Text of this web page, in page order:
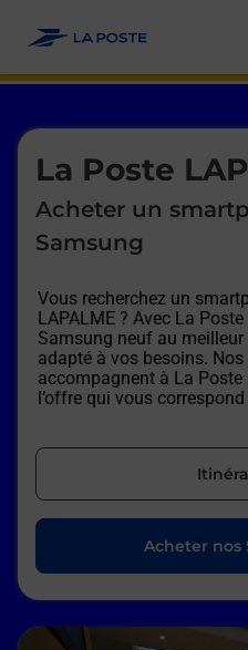
La Poste
Acheter un
Samsung
Vous recherchez un
LAPALME ? Avec La
Samsung neuf au
adapté à vos besoins.
accompagnent à La Poste
l’offre qui vous
Le lien s'ouvre dans un
Acheter nos